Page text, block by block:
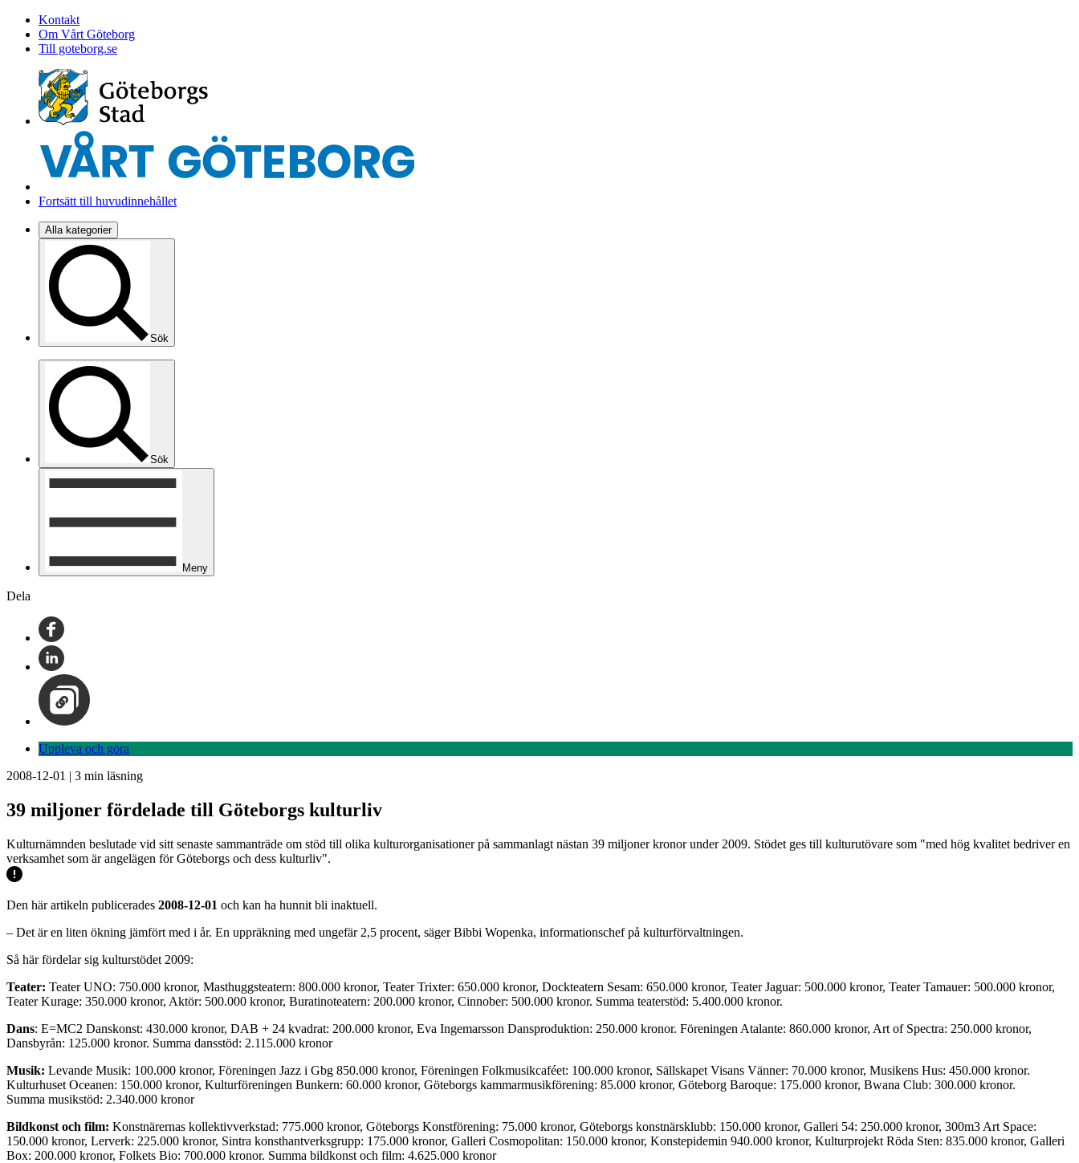
Kontakt
Om Vårt Göteborg
Till goteborg.se
Fortsätt till huvudinnehållet
Alla kategorier
Sök
Sök
Meny
Dela
Uppleva och göra
2008-12-01 | 3 min läsning
39 miljoner fördelade till Göteborgs kulturliv
Kulturnämnden beslutade vid sitt senaste sammanträde om stöd till olika kulturorganisationer på sammanlagt nästan 39 miljoner kronor under 2009. Stödet ges till kulturutövare som "med hög kvalitet bedriver en
verksamhet som är angelägen för Göteborgs och dess kulturliv".
Den här artikeln publicerades 2008-12-01 och kan ha hunnit bli inaktuell.
– Det är en liten ökning jämfört med i år. En uppräkning med ungefär 2,5 procent, säger Bibbi Wopenka, informationschef på kulturförvaltningen.
Så här fördelar sig kulturstödet 2009:
Teater: Teater UNO: 750.000 kronor, Masthuggsteatern: 800.000 kronor, Teater Trixter: 650.000 kronor, Dockteatern Sesam: 650.000 kronor, Teater Jaguar: 500.000 kronor, Teater Tamauer: 500.000 kronor,
Teater Kurage: 350.000 kronor, Aktör: 500.000 kronor, Buratinoteatern: 200.000 kronor, Cinnober: 500.000 kronor. Summa teaterstöd: 5.400.000 kronor.
Dans: E=MC2 Danskonst: 430.000 kronor, DAB + 24 kvadrat: 200.000 kronor, Eva Ingemarsson Dansproduktion: 250.000 kronor. Föreningen Atalante: 860.000 kronor, Art of Spectra: 250.000 kronor,
Dansbyrån: 125.000 kronor. Summa dansstöd: 2.115.000 kronor
Musik: Levande Musik: 100.000 kronor, Föreningen Jazz i Gbg 850.000 kronor, Föreningen Folkmusikcaféet: 100.000 kronor, Sällskapet Visans Vänner: 70.000 kronor, Musikens Hus: 450.000 kronor.
Kulturhuset Oceanen: 150.000 kronor, Kulturföreningen Bunkern: 60.000 kronor, Göteborgs kammarmusikförening: 85.000 kronor, Göteborg Baroque: 175.000 kronor, Bwana Club: 300.000 kronor.
Summa musikstöd: 2.340.000 kronor
Bildkonst och film: Konstnärernas kollektivverkstad: 775.000 kronor, Göteborgs Konstförening: 75.000 kronor, Göteborgs konstnärsklubb: 150.000 kronor, Galleri 54: 250.000 kronor, 300m3 Art Space:
150.000 kronor, Lerverk: 225.000 kronor, Sintra konsthantverksgrupp: 175.000 kronor, Galleri Cosmopolitan: 150.000 kronor, Konstepidemin 940.000 kronor, Kulturprojekt Röda Sten: 835.000 kronor, Galleri
Box: 200.000 kronor, Folkets Bio: 700.000 kronor. Summa bildkonst och film: 4.625.000 kronor